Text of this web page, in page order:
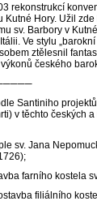
rekonstrukcí
Kutné Hory. Užil
sv. Barbory v
Ve stylu
ztělesnil
českého
Santiniho
v těchto českých
sv. Jana
farního kostela
filiálního